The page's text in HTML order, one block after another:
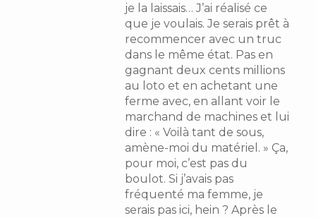
je la laissais… J’ai réalisé ce
que je voulais. Je serais prêt à
recommencer avec un truc
dans le même état. Pas en
gagnant deux cents millions
au loto et en achetant une
ferme avec, en allant voir le
marchand de machines et lui
dire : « Voilà tant de sous,
amène-moi du matériel. » Ça,
pour moi, c’est pas du
boulot. Si j’avais pas
fréquenté ma femme, je
serais pas ici, hein ? Après le